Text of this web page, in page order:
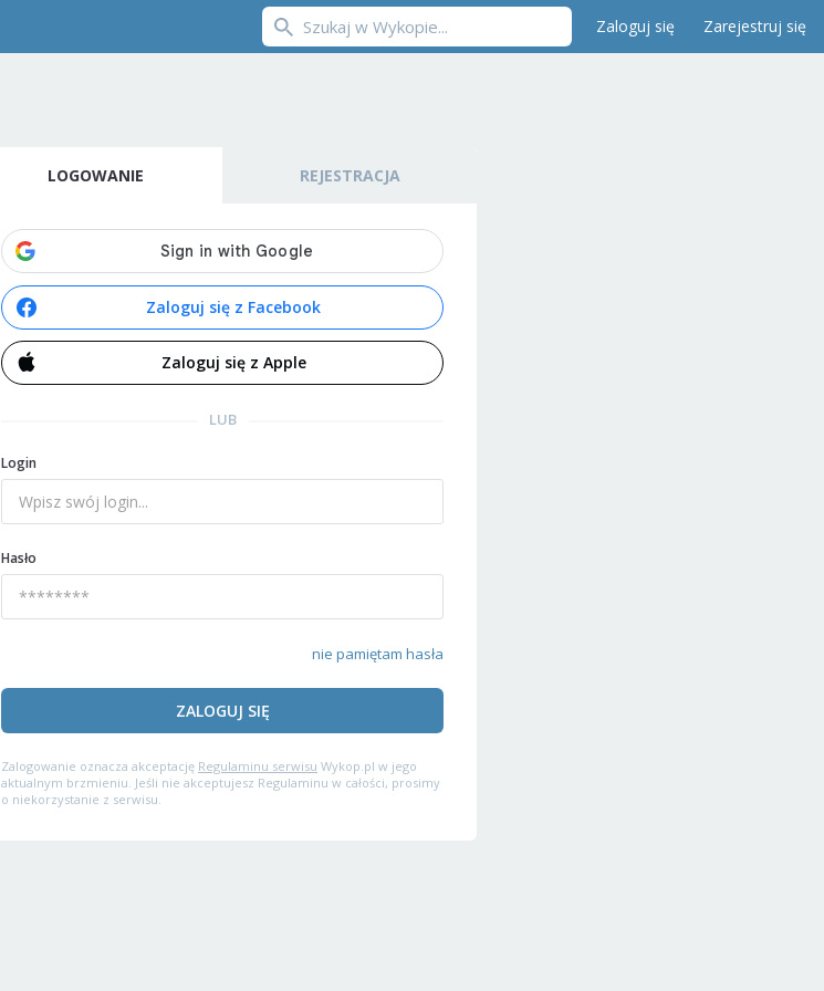
Zaloguj się Zarejestruj się
LOGOWANIE REJESTRACJA
Zaloguj się z Facebook
Zaloguj się z Apple
LUB
Login
Hasło
nie pamiętam hasła
ZALOGUJ SIĘ
Zalogowanie oznacza akceptację Regulaminu serwisu Wykop.pl w jego
aktualnym brzmieniu. Jeśli nie akceptujesz Regulaminu w całości, prosimy
o niekorzystanie z serwisu.